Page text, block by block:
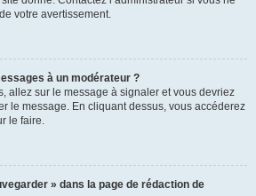
votre avertissement.
à un modérateur ?
allez sur le message à signaler et vous devriez
le message. En cliquant dessus, vous accéderez
le faire.
» dans la page de rédaction de